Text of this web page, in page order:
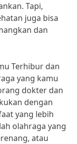
Tapi,
juga bisa
dan
Terhibur dan
yang kamu
dokter dan
dengan
yang lebih
olahraga yang
atau